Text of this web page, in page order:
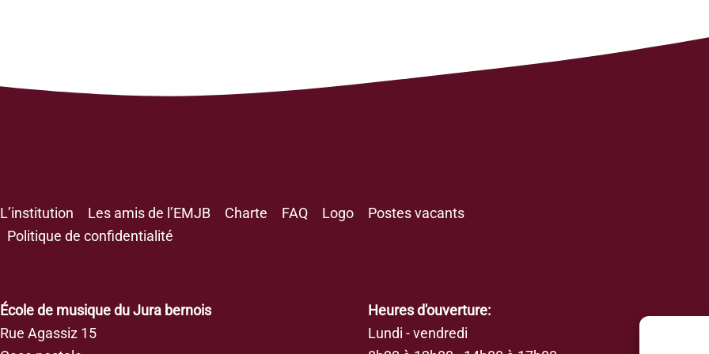
L’institution Les amis de l’EMJB Charte FAQ Logo
Postes vacants
Politique de confidentialité
École de musique du Jura bernois
Rue Agassiz 15
Heures d'ouverture:
Lundi - vendredi